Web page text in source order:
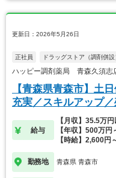
更新日：2026年5月26日
正社員 ドラッグストア（調剤併設
ハッピー調剤薬局 青森久須志
【青森県青森市】土
充実／スキルアップ
給与
【月収】35.5万円
【年収】500万
【時給】2,600円
勤務地 青森県 青森市